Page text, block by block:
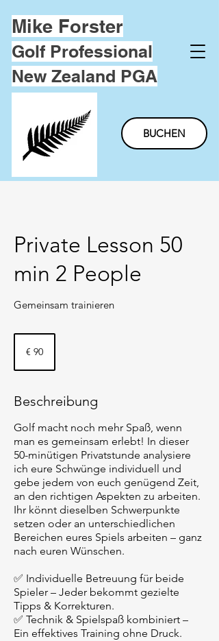
Mike Forster
Golf Professional
New Zealand PGA
BUCHEN
Private Lesson 50
min 2 People
Gemeinsam trainieren
€ 90
Beschreibung
Golf macht noch mehr Spaß, wenn
man es gemeinsam erlebt! In dieser
50-minütigen Privatstunde analysiere
ich eure Schwünge individuell und
gebe jedem von euch genügend Zeit,
an den richtigen Aspekten zu arbeiten.
Ihr könnt dieselben Schwerpunkte
setzen oder an unterschiedlichen
Bereichen eures Spiels arbeiten – ganz
nach euren Wünschen.
✅ Individuelle Betreuung für beide
Spieler – Jeder bekommt gezielte
Tipps & Korrekturen.
✅ Technik & Spielspaß kombiniert –
Ein effektives Training ohne Druck.